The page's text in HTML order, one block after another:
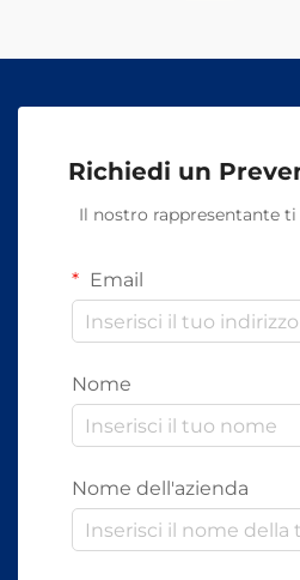
Richiedi un
Il nostro rappresentante
Email
Nome
Nome dell'azienda